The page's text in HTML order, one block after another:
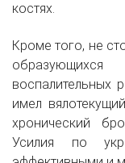
костях.
Кроме того, не
воспалительных
имел
хронический
Усилия по